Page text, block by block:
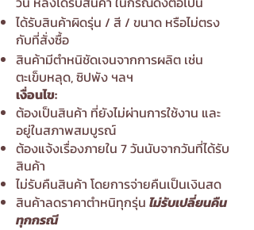
ได้รับสินค้าผิดรุ่น / สี / ขนาด หรือไม่ตรง
กับที่สั่งซื้อ
สินค้ามีตำหนิชัดเจนจากการผลิต เช่น
ตะเข็บหลุด, ซิปพัง ฯลฯ
เงื่อนไข:
ต้องเป็นสินค้า ที่ยังไม่ผ่านการใช้งาน และ
อยู่ในสภาพสมบูรณ์
ต้องแจ้งเรื่องภายใน 7 วันนับจากวันที่ได้รับ
สินค้า
ไม่รับคืนสินค้า โดยการจ่ายคืนเป็นเงินสด
สินค้าลดราคาตำหนิทุกรุ่น ไม่รับเปลี่ยนคืน
ทุกกรณี